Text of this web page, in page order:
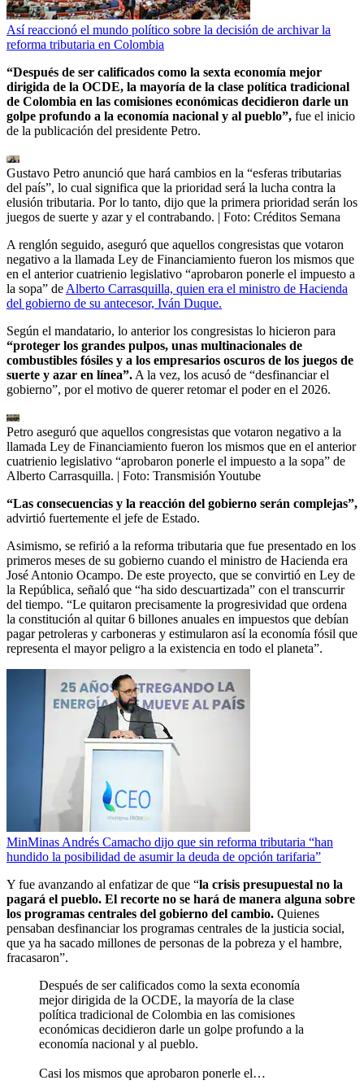
Así reaccionó el mundo político sobre la decisión de archivar la
reforma tributaria en Colombia
“Después de ser calificados como la sexta economía mejor
dirigida de la OCDE, la mayoría de la clase política tradicional
de Colombia en las comisiones económicas decidieron darle un
golpe profundo a la economía nacional y al pueblo”, fue el inicio
de la publicación del presidente Petro.
Gustavo Petro anunció que hará cambios en la “esferas tributarias
del país”, lo cual significa que la prioridad será la lucha contra la
elusión tributaria. Por lo tanto, dijo que la primera prioridad serán los
juegos de suerte y azar y el contrabando. | Foto: Créditos Semana
A renglón seguido, aseguró que aquellos congresistas que votaron
negativo a la llamada Ley de Financiamiento fueron los mismos que
en el anterior cuatrienio legislativo “aprobaron ponerle el impuesto a
la sopa” de Alberto Carrasquilla, quien era el ministro de Hacienda
del gobierno de su antecesor, Iván Duque.
Según el mandatario, lo anterior los congresistas lo hicieron para
“proteger los grandes pulpos, unas multinacionales de
combustibles fósiles y a los empresarios oscuros de los juegos de
suerte y azar en línea”. A la vez, los acusó de “desfinanciar el
gobierno”, por el motivo de querer retomar el poder en el 2026.
Petro aseguró que aquellos congresistas que votaron negativo a la
llamada Ley de Financiamiento fueron los mismos que en el anterior
cuatrienio legislativo “aprobaron ponerle el impuesto a la sopa” de
Alberto Carrasquilla. | Foto: Transmisión Youtube
“Las consecuencias y la reacción del gobierno serán complejas”,
advirtió fuertemente el jefe de Estado.
Asimismo, se refirió a la reforma tributaria que fue presentado en los
primeros meses de su gobierno cuando el ministro de Hacienda era
José Antonio Ocampo. De este proyecto, que se convirtió en Ley de
la República, señaló que “ha sido descuartizada” con el transcurrir
del tiempo. “Le quitaron precisamente la progresividad que ordena
la constitución al quitar 6 billones anuales en impuestos que debían
pagar petroleras y carboneras y estimularon así la economía fósil que
representa el mayor peligro a la existencia en todo el planeta”.
MinMinas Andrés Camacho dijo que sin reforma tributaria “han
hundido la posibilidad de asumir la deuda de opción tarifaria”
Y fue avanzando al enfatizar de que “la crisis presupuestal no la
pagará el pueblo. El recorte no se hará de manera alguna sobre
los programas centrales del gobierno del cambio. Quienes
pensaban desfinanciar los programas centrales de la justicia social,
que ya ha sacado millones de personas de la pobreza y el hambre,
fracasaron”.
Después de ser calificados como la sexta economía
mejor dirigida de la OCDE, la mayoría de la clase
política tradicional de Colombia en las comisiones
económicas decidieron darle un golpe profundo a la
economía nacional y al pueblo.
Casi los mismos que aprobaron ponerle el…